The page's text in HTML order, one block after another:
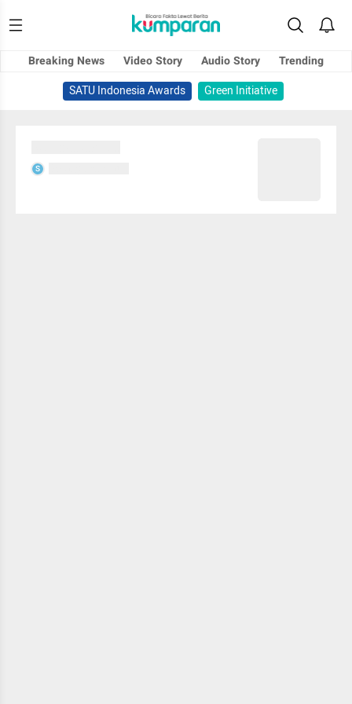
Breaking News Video Story Audio Story
Trending
SATU Indonesia Awards
Green Initiative
S